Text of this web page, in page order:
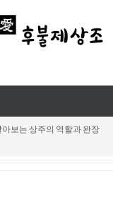
보는 상주의 역할과 완장